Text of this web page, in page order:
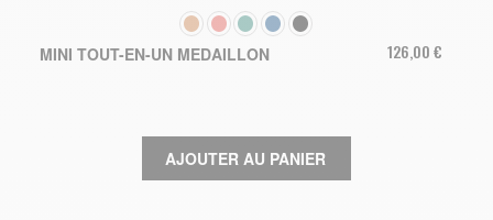
COULEUR
MINI TOUT-EN-UN MEDAILLON 126,00 €
AJOUTER AU PANIER